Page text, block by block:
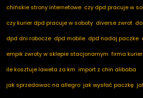
chińskie strony internetowe czy dpd pracuje w
czy kurier dpd pracuje w soboty diverse zwrot
dpd dni robocze dpd mobile dpd nadaj paczke
empik zwroty w sklepie stacjonarnym firma
ile kosztuje laweta za km import z chin alibaba
jak sprzedawac na allegro jak wysłać paczkę